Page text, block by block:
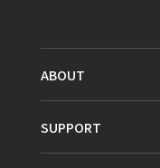
ABOUT
SUPPORT